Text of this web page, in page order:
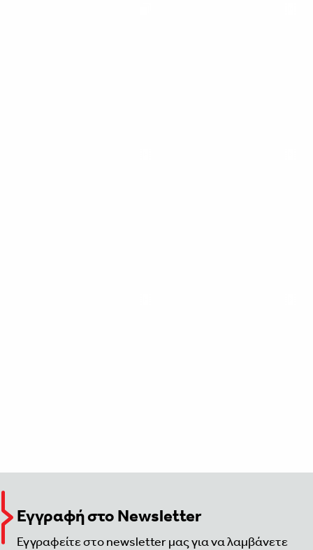
Εγγραφή στο Newsletter
Εγγραφείτε στο newsletter μας για να λαμβάνετε